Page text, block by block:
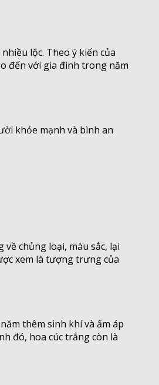
lộc. Theo ý kiến của
đến với gia đình trong năm
khỏe mạnh và bình an
chủng loại, màu sắc, lại
xem là tượng trưng của
thêm sinh khí và ấm áp
đó, hoa cúc trắng còn là